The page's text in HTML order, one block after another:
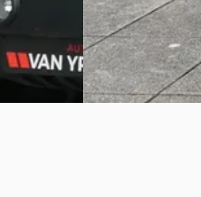
Gisteren geplaatst
Bekijk aanbieding →
Vergelijk